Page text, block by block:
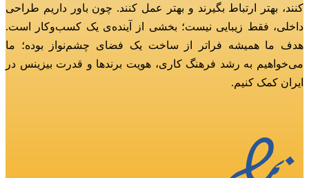
کنند، بهتر ارتباط بگیرند و بهتر عمل کنند. چون باور داریم طراحی
داخلی، فقط زیبایی نیست؛ بخشی از آینده‌ی یک کسب‌وکار است.
هدف ما همیشه فراتر از ساخت یک فضای چشم‌نواز بوده؛ ما
می‌خواهیم به رشد فرهنگ کاری، هویت برندها و قدرت بیزینس در
ایران کمک کنیم.